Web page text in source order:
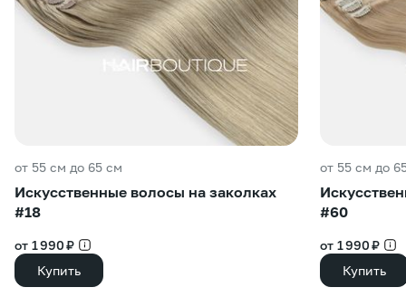
от 55 см до 65 см
Искусственные волосы на заколках
#18
от 1 990 ₽
Купить
от 55 см до
#60
от 1 990 ₽
Купить